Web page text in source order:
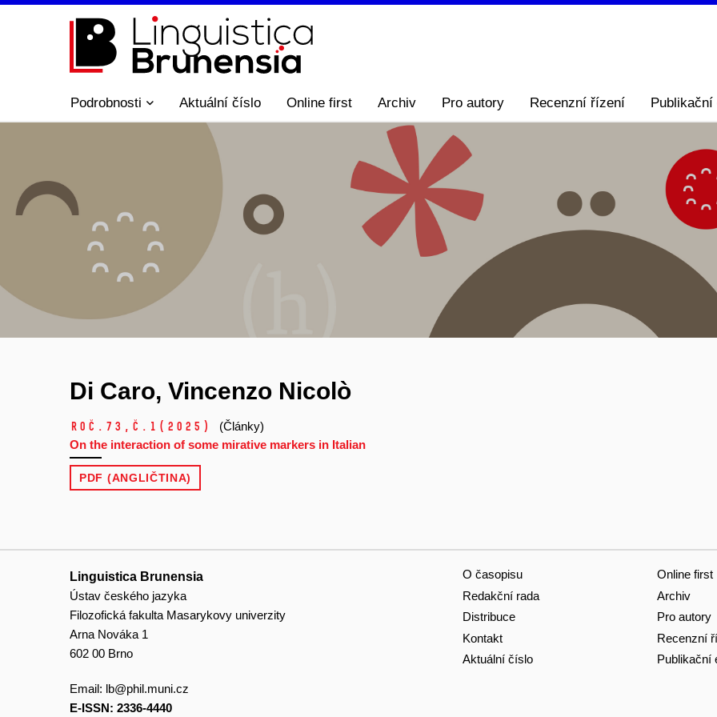
Podrobnosti Aktuální číslo Online first Archiv Pro autory Recenzní řízení Publikační
Di Caro, Vincenzo Nicolò
Roč.73, č.1 (2025)
(Články)
On the interaction of some mirative markers in Italian
PDF (ANGLIČTINA)
Linguistica Brunensia
Ústav českého jazyka
Filozofická fakulta Masarykovy univerzity
Arna Nováka 1
602 00 Brno
Email: lb@phil.muni.cz
E-ISSN: 2336-4440
O časopisu
Redakční rada
Distribuce
Kontakt
Aktuální číslo
Online first
Archiv
Pro autory
Recenzní
Publikační